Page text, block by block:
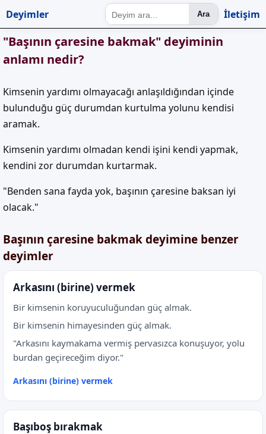
Deyimler Ara İletişim
"Başının çaresine bakmak" deyiminin
anlamı nedir?
Kimsenin yardımı olmayacağı anlaşıldığından içinde
bulunduğu güç durumdan kurtulma yolunu kendisi
aramak.
Kimsenin yardımı olmadan kendi işini kendi yapmak,
kendini zor durumdan kurtarmak.
"Benden sana fayda yok, başının çaresine baksan iyi
olacak."
Başının çaresine bakmak deyimine benzer
deyimler
Arkasını (birine) vermek
Bir kimsenin koruyuculuğundan güç almak.
Bir kimsenin himayesinden güç almak.
"Arkasını kaymakama vermiş pervasızca konuşuyor, yolu
burdan geçireceğim diyor."
Arkasını (birine) vermek
Başıboş bırakmak